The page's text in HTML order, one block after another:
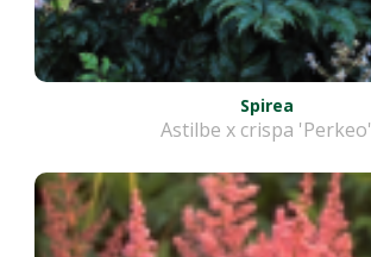
Spirea
Astilbe x crispa 'Perkeo'